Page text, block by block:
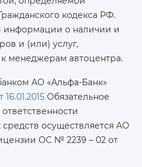
кодекса РФ.
информации о наличии и
и (или) услуг,
менеджерам автоцентра.
АО «Альфа-Банк»
Обязательное
осуществляется AO
ОС № 2239 – 02 от